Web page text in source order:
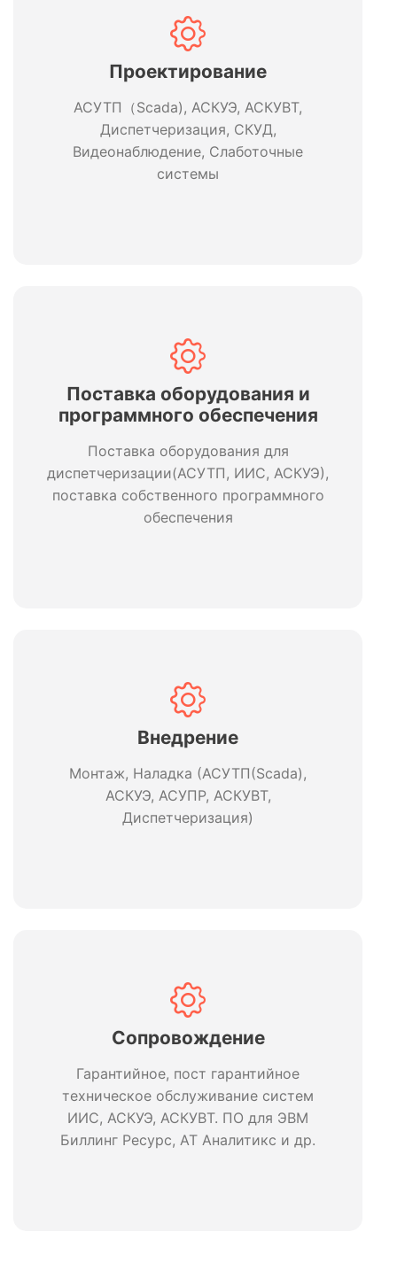
Проектирование
АСУТП（Scada), АСКУЭ, АСКУВТ,
Диспетчеризация, СКУД,
Видеонаблюдение, Слаботочные
системы
Поставка оборудования и
программного обеспечения
Поставка оборудования для
диспетчеризации(АСУТП, ИИС, АСКУЭ),
поставка собственного программного
обеспечения
Внедрение
Монтаж, Наладка (АСУТП(Scada),
АСКУЭ, АСУПР, АСКУВТ,
Диспетчеризация)
Сопровождение
Гарантийное, пост гарантийное
техническое обслуживание систем
ИИС, АСКУЭ, АСКУВТ. ПО для ЭВМ
Биллинг Ресурс, АТ Аналитикс и др.